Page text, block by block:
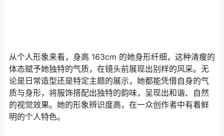
从个人形象来看，身高 163cm 的她身形纤细，这种清瘦的
体态赋予她独特的气质，在镜头前展现出别样的风采。无
论是日常造型还是特定主题的展示，她都能凭借自身的气
质与身形，将服饰搭配出独特的韵味，呈现出和谐、自然
的视觉效果。她的形象辨识度高，在一众创作者中有着鲜
明的个人特色。